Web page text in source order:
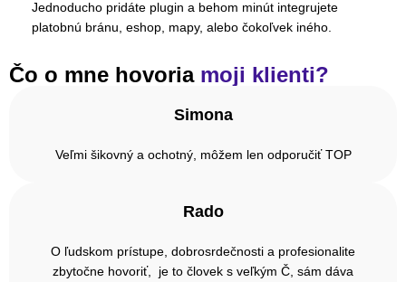
Jednoducho pridáte plugin a behom minút integrujete
platobnú bránu, eshop, mapy, alebo čokoľvek iného.
Čo o mne hovoriamoji klienti?
Simona
Veľmi šikovný a ochotný, môžem len odporučiť TOP
Rado
O ľudskom prístupe, dobrosrdečnosti a profesionalite
zbytočne hovoriť, je to človek s veľkým Č, sám dáva